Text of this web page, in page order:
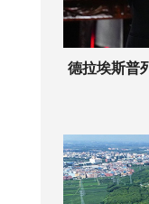
德拉埃斯普